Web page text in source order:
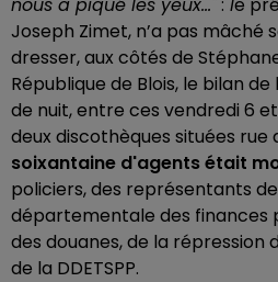
Joseph Zimet, n’a pas mâché
dresser, aux côtés de
République de Blois, le bilan
de nuit, entre ces vendredi 6
deux discothèques situées rue
soixantaine d'agents était
policiers, des représentants
départementale des finances
des douanes, de la répression
de la DDETSPP.